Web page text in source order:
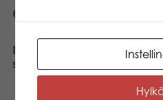
Gerelateerde
Bristlelock building block
set 112pcs